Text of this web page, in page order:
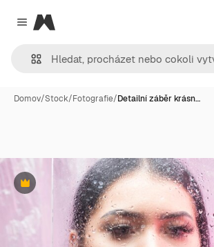
Close menu
Magnific
Domov/Stock/Fotografie/Detailní záběr krásn…
Premium